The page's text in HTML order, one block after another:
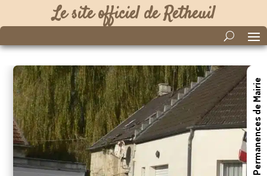
Le site officiel de Retheuil
Permanences de Mairie